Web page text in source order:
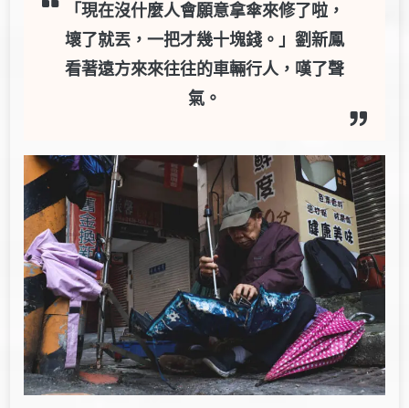
「現在沒什麼人會願意拿傘來修了啦，
壞了就丟，一把才幾十塊錢。」劉新鳳
看著遠方來來往往的車輛行人，嘆了聲
氣。